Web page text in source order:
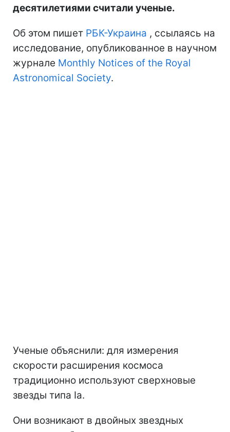
десятилетиями считали ученые.
Об этом пишет РБК-Украина , ссылаясь на
исследование, опубликованное в научном
журнале Monthly Notices of the Royal
Astronomical Society.
Ученые объяснили: для измерения
скорости расширения космоса
традиционно используют сверхновые
звезды типа Ia.
Они возникают в двойных звездных